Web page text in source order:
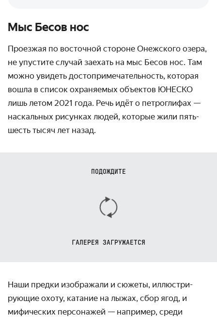
Мыс Бесов нос
Проезжая по восточной стороне Онежского озера,
не упустите случай заехать на мыс Бесов нос. Там
можно увидеть досто­примечатель­ность, которая
вошла в список охраняемых объектов ЮНЕСКО
лишь летом 2021 года. Речь идёт о петроглифах —
наскальных рисунках людей, которые жили пять-
шесть тысяч лет назад.
ПОДОЖДИТЕ
ГАЛЕРЕЯ ЗАГРУЖАЕТСЯ
Наши предки изображали и сюжеты, иллюстри­
рующие охоту, катание на лыжах, сбор ягод, и
мифических персонажей — например, среди